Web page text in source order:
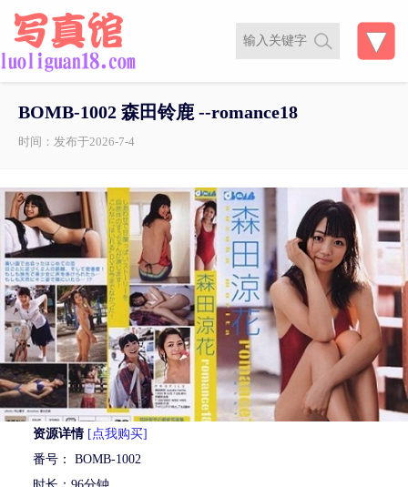
BOMB-1002 森田铃鹿 --romance18
时间：发布于2026-7-4
资源详情 [点我购买]
番号： BOMB-1002